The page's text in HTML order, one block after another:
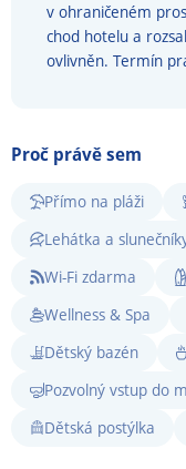
v ohraničeném
chod hotelu a
ovlivněn. Termín
Proč právě sem
Přímo na pláži
Lehátka a
Wi-Fi zdarma
Wellness & Spa
Dětský bazén
Pozvolný vstup do
Dětská postýlka